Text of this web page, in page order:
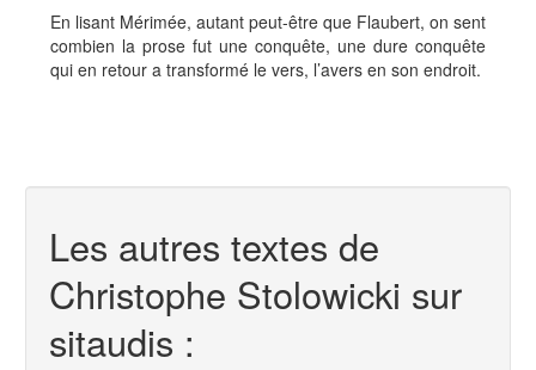
En lisant Mérimée, autant peut-être que Flaubert, on sent
combien la prose fut une conquête, une dure conquête
qui en retour a transformé le vers, l’avers en son endroit.
Les autres textes de
Christophe Stolowicki sur
sitaudis :